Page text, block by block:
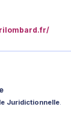
Juridictionnelle.